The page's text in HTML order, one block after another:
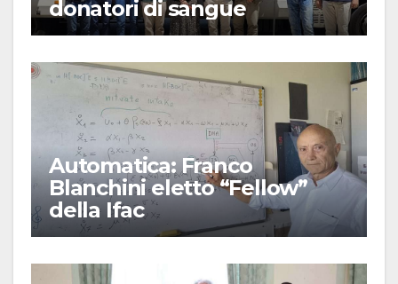
donatori di sangue
Automatica: Franco
Blanchini eletto “Fellow”
della Ifac